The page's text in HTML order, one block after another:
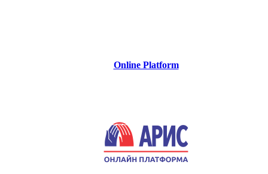
Online Platform